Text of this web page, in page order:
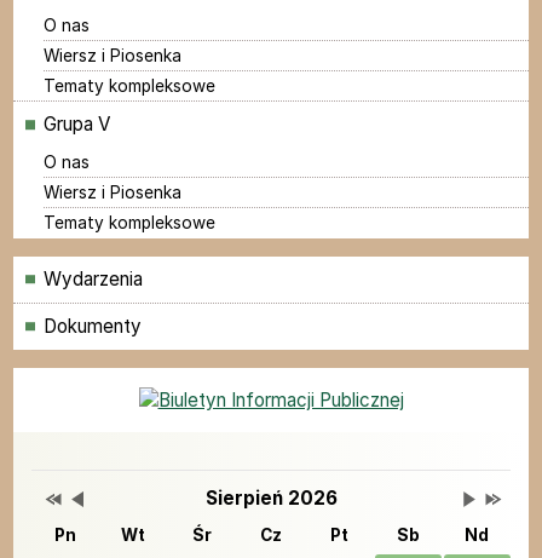
O nas
Wiersz i Piosenka
Tematy kompleksowe
Grupa V
O nas
Wiersz i Piosenka
Tematy kompleksowe
Menu
Wydarzenia
Dokumenty
Deklaracja dostępności
Wydarzenia
Lista wydarzeń w miesiącu
Sierpień 2026Brak wydarzeń w tym
Przestaw datę na Sierpień 2025
Przestaw datę na Lipiec 2026
Pn Wt Śr Cz Pt Sb
Nd